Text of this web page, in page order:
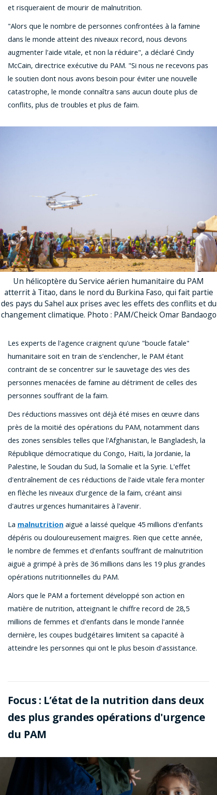
et risqueraient de mourir de malnutrition.
"Alors que le nombre de personnes confrontées à la famine
dans le monde atteint des niveaux record, nous devons
augmenter l'aide vitale, et non la réduire", a déclaré Cindy
McCain, directrice exécutive du PAM. "Si nous ne recevons pas
le soutien dont nous avons besoin pour éviter une nouvelle
catastrophe, le monde connaîtra sans aucun doute plus de
conflits, plus de troubles et plus de faim.
Un hélicoptère du Service aérien humanitaire du PAM
atterrit à Titao, dans le nord du Burkina Faso, qui fait partie
des pays du Sahel aux prises avec les effets des conflits et du
changement climatique. Photo : PAM/Cheick Omar Bandaogo
Les experts de l'agence craignent qu'une "boucle fatale"
humanitaire soit en train de s'enclencher, le PAM étant
contraint de se concentrer sur le sauvetage des vies des
personnes menacées de famine au détriment de celles des
personnes souffrant de la faim.
Des réductions massives ont déjà été mises en œuvre dans
près de la moitié des opérations du PAM, notamment dans
des zones sensibles telles que l'Afghanistan, le Bangladesh, la
République démocratique du Congo, Haïti, la Jordanie, la
Palestine, le Soudan du Sud, la Somalie et la Syrie. L'effet
d'entraînement de ces réductions de l'aide vitale fera monter
en flèche les niveaux d'urgence de la faim, créant ainsi
d'autres urgences humanitaires à l'avenir.
La malnutrition aiguë a laissé quelque 45 millions d'enfants
dépéris ou douloureusement maigres. Rien que cette année,
le nombre de femmes et d'enfants souffrant de malnutrition
aiguë a grimpé à près de 36 millions dans les 19 plus grandes
opérations nutritionnelles du PAM.
Alors que le PAM a fortement développé son action en
matière de nutrition, atteignant le chiffre record de 28,5
millions de femmes et d'enfants dans le monde l'année
dernière, les coupes budgétaires limitent sa capacité à
atteindre les personnes qui ont le plus besoin d'assistance.
Focus : L’état de la nutrition dans deux
des plus grandes opérations d'urgence
du PAM